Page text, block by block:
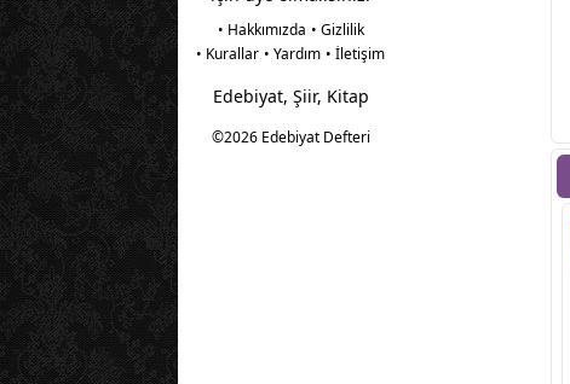
• Hakkımızda • Gizlilik
• Kurallar • Yardım • İletişim
Edebiyat, Şiir, Kitap
©2026 Edebiyat Defteri